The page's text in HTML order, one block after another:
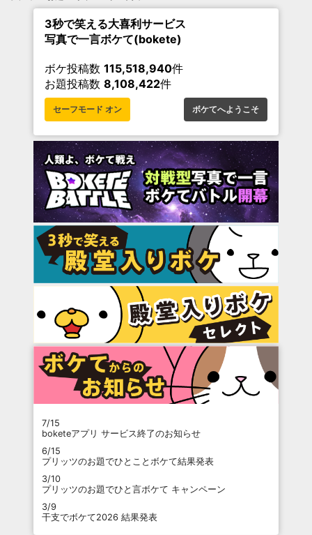
3秒で笑える大喜利サービス
写真で一言ボケて(bokete)
ボケ投稿数 115,518,940件
お題投稿数 8,108,422件
セーフモード オン ボケてへようこそ
7/15
boketeアプリ サービス終了のお知らせ
6/15
プリッツのお題でひとことボケて結果発表
3/10
プリッツのお題でひと言ボケて キャンペーン
3/9
干支でボケて2026 結果発表